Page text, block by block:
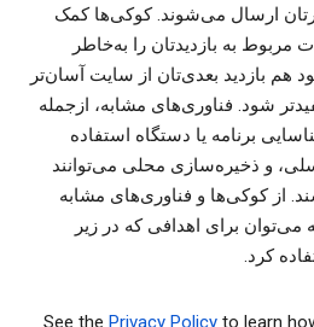
ارسال می‌شوند. کوکی‌ها کمک
به بازدیدتان را به‌خاطر
هم بازدید بعدی‌تان از سایت آسان‌تر
شود. فناوری‌های مشابه، ازجمله
برنامه یا دستگاه استفاده
و ذخیره‌سازی محلی می‌توانند
از کوکی‌ها و فناوری‌های مشابه
برای اهدافی که در زیر
کرد.
See the Privacy Policy to learn